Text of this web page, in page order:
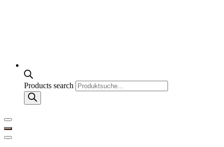
Products search